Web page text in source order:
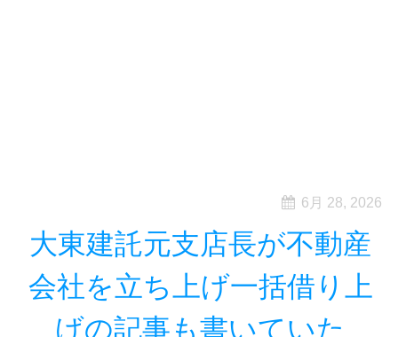
6月 28, 2026
大東建託元支店長が不動産
会社を立ち上げ一括借り上
げの記事も書いていた